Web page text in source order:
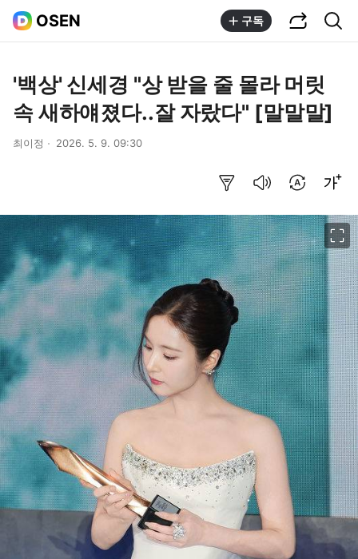
OSEN 구독
'백상' 신세경 "상 받을 줄 몰라 머릿
속 새하얘졌다..잘 자랐다" [말말말]
최이정 2026. 5. 9. 09:30